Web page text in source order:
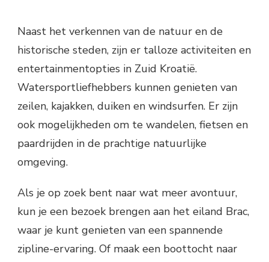
Naast het verkennen van de natuur en de
historische steden, zijn er talloze activiteiten en
entertainmentopties in Zuid Kroatië.
Watersportliefhebbers kunnen genieten van
zeilen, kajakken, duiken en windsurfen. Er zijn
ook mogelijkheden om te wandelen, fietsen en
paardrijden in de prachtige natuurlijke
omgeving.
Als je op zoek bent naar wat meer avontuur,
kun je een bezoek brengen aan het eiland Brac,
waar je kunt genieten van een spannende
zipline-ervaring. Of maak een boottocht naar